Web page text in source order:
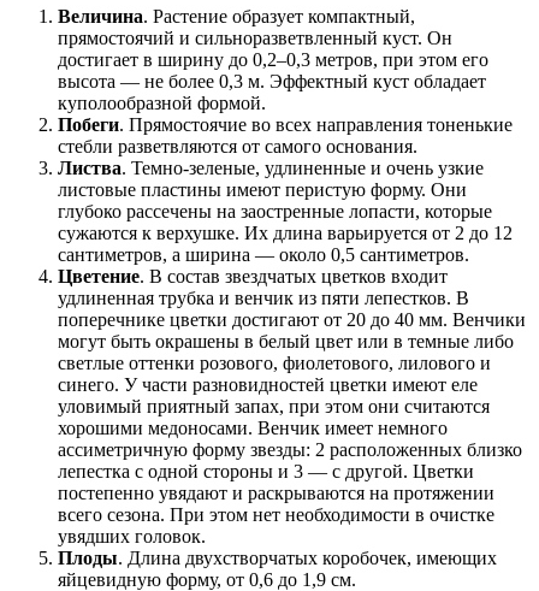
Величина. Растение образует компактный,
прямостоячий и сильноразветвленный куст. Он
достигает в ширину до 0,2–0,3 метров, при этом его
высота — не более 0,3 м. Эффектный куст обладает
куполообразной формой.
Побеги. Прямостоячие во всех направления тоненькие
стебли разветвляются от самого основания.
Листва. Темно-зеленые, удлиненные и очень узкие
листовые пластины имеют перистую форму. Они
глубоко рассечены на заостренные лопасти, которые
сужаются к верхушке. Их длина варьируется от 2 до 12
сантиметров, а ширина — около 0,5 сантиметров.
Цветение. В состав звездчатых цветков входит
удлиненная трубка и венчик из пяти лепестков. В
поперечнике цветки достигают от 20 до 40 мм. Венчики
могут быть окрашены в белый цвет или в темные либо
светлые оттенки розового, фиолетового, лилового и
синего. У части разновидностей цветки имеют еле
уловимый приятный запах, при этом они считаются
хорошими медоносами. Венчик имеет немного
ассиметричную форму звезды: 2 расположенных близко
лепестка с одной стороны и 3 — с другой. Цветки
постепенно увядают и раскрываются на протяжении
всего сезона. При этом нет необходимости в очистке
увядших головок.
Плоды. Длина двухстворчатых коробочек, имеющих
яйцевидную форму, от 0,6 до 1,9 см.